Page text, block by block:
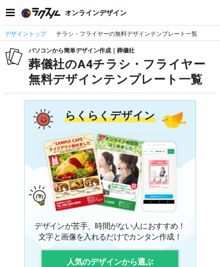
オンラインデザイン
デザイントップ チラシ・フライヤーの無料デザインテンプレート一覧
パソコンから簡単デザイン作成｜葬儀社
葬儀社のA4チラシ・フライヤー
無料デザインテンプレート一覧
らくらくデザイン
デザインが苦手、時間がない人におすすめ！
文字と画像を入れるだけでカンタン作成！
人気のデザインから選ぶ